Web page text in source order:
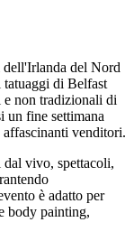
del Nord
di Belfast
non tradizionali di
un fine settimana
venditori.
vivo, spettacoli,
è adatto per
body painting,